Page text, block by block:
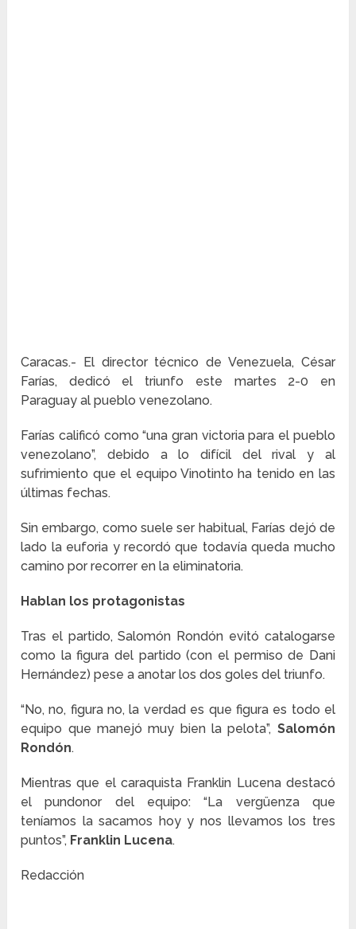
Caracas.- El director técnico de Venezuela, César
Farías, dedicó el triunfo este martes 2-0 en
Paraguay al pueblo venezolano.
Farías calificó como “una gran victoria para el pueblo
venezolano”, debido a lo difícil del rival y al
sufrimiento que el equipo Vinotinto ha tenido en las
últimas fechas.
Sin embargo, como suele ser habitual, Farías dejó de
lado la euforia y recordó que todavía queda mucho
camino por recorrer en la eliminatoria.
Hablan los protagonistas
Tras el partido, Salomón Rondón evitó catalogarse
como la figura del partido (con el permiso de Dani
Hernández) pese a anotar los dos goles del triunfo.
“No, no, figura no, la verdad es que figura es todo el
equipo que manejó muy bien la pelota”, Salomón
Rondón.
Mientras que el caraquista Franklin Lucena destacó
el pundonor del equipo: “La vergüenza que
teníamos la sacamos hoy y nos llevamos los tres
puntos”, Franklin Lucena.
Redacción